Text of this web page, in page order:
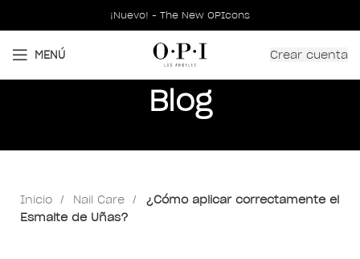
¡Nuevo! - The New OPIcons
MENÚ Crear cuenta
Blog
Inicio Nail Care
¿Cómo aplicar correctamente el
Esmalte de Uñas?